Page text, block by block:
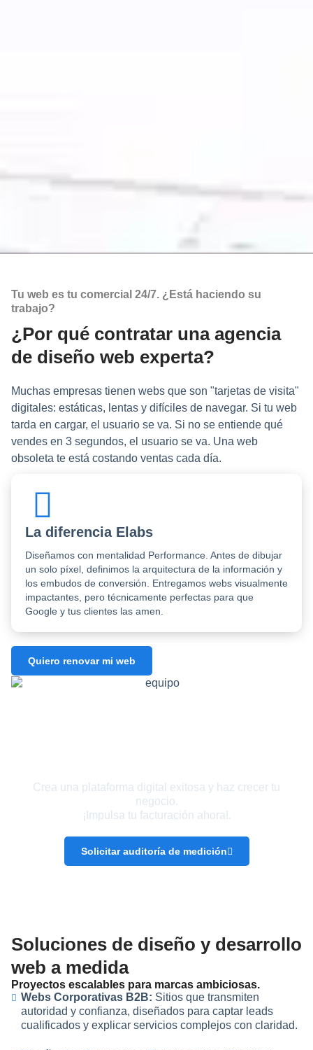
Tu web es tu comercial 24/7. ¿Está haciendo su
trabajo?
¿Por qué contratar una agencia
de diseño web experta?
Muchas empresas tienen webs que son "tarjetas de visita"
digitales: estáticas, lentas y difíciles de navegar. Si tu web
tarda en cargar, el usuario se va. Si no se entiende qué
vendes en 3 segundos, el usuario se va. Una web
obsoleta te está costando ventas cada día.
La diferencia Elabs
Diseñamos con mentalidad Performance. Antes de dibujar
un solo píxel, definimos la arquitectura de la información y
los embudos de conversión. Entregamos webs visualmente
impactantes, pero técnicamente perfectas para que
Google y tus clientes las amen.
Quiero renovar mi web
Crea una plataforma digital exitosa y haz crecer tu
negocio.
¡Impulsa tu facturación ahora!.
Solicitar auditoría de medición
Soluciones de diseño y desarrollo
web a medida
Proyectos escalables para marcas ambiciosas.
Webs Corporativas B2B: Sitios que transmiten
autoridad y confianza, diseñados para captar leads
cualificados y explicar servicios complejos con claridad.